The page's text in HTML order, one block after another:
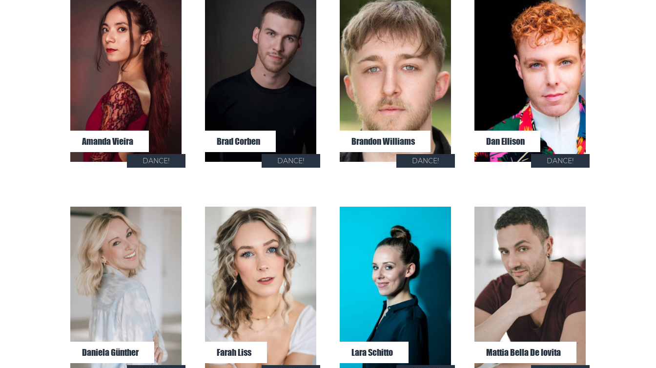
Amanda Vieira
DANCE!
Brad Corben
DANCE!
Brandon Williams
DANCE!
Dan Ellison
DANCE!
Daniela Günther Farah Liss Lara Schitto Mattia Bella De Iovita